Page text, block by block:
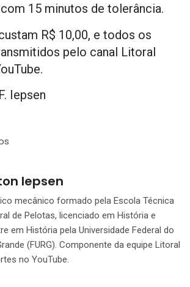
15 minutos de tolerância.
R$ 10,00, e todos os
pelo canal Litoral
Iepsen
Iepsen
mecânico formado pela Escola Técnica
de Pelotas, licenciado em História e
em História pela Universidade Federal do
(FURG). Componente da equipe Litoral
no YouTube.